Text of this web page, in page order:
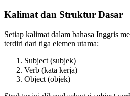
Kalimat dan Struktur Dasar
Setiap kalimat dalam bahasa Inggris
terdiri dari tiga elemen utama:
Subject (subjek)
Verb (kata kerja)
Object (objek)